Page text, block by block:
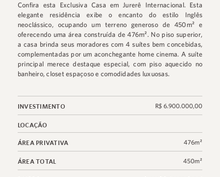
Confira esta Exclusiva Casa em Jurerê Internacional. Esta
elegante residência exibe o encanto do estilo Inglês
neoclássico, ocupando um terreno generoso de 450m² e
oferecendo uma área construída de 476m². No piso superior,
a casa brinda seus moradores com 4 suítes bem concebidas,
complementadas por um aconchegante home cinema. A suíte
principal merece destaque especial, com piso aquecido no
banheiro, closet espaçoso e comodidades luxuosas.
INVESTIMENTO R$ 6.900.000,00
LOCAÇÃO
ÁREA PRIVATIVA 476m²
ÁREA TOTAL 450m²